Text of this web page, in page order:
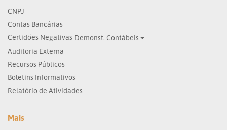
CNPJ
Contas Bancárias
Certidões Negativas Demonst. Contábeis
Auditoria Externa
Recursos Públicos
Boletins Informativos
Relatório de Atividades
Mais